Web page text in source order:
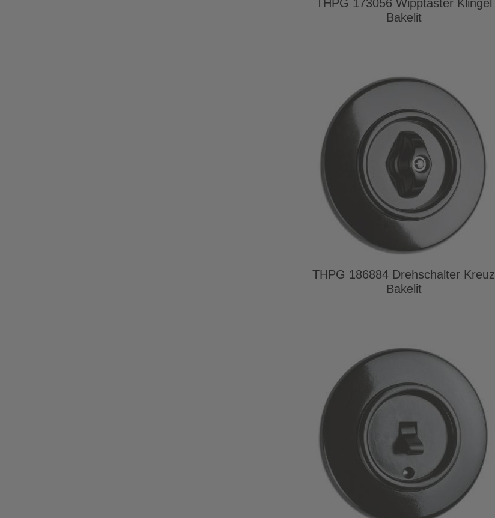
THPG 173056 Wipptaster Klingel
Bakelit
THPG 186884 Drehschalter Kreuz
Bakelit